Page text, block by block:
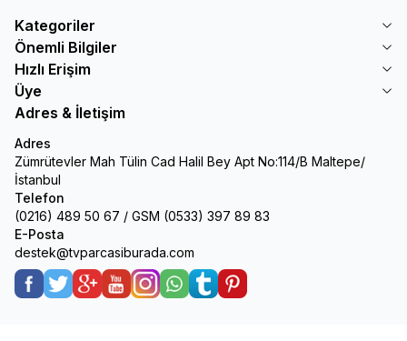
Kategoriler
Önemli Bilgiler
Hızlı Erişim
Üye
Adres & İletişim
Adres
Zümrütevler Mah Tülin Cad Halil Bey Apt No:114/B Maltepe/
İstanbul
Telefon
(0216) 489 50 67 / GSM (0533) 397 89 83
E-Posta
destek@tvparcasiburada.com
Facebook
TwitterGoogle-Plus
YoutubeInstagramWhatsApp
TumblrPinterest